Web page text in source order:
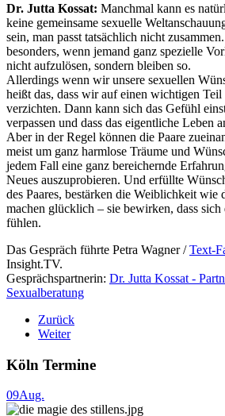
Dr. Jutta Kossat: Manchmal kann es
keine gemeinsame sexuelle
sein, man passt tatsächlich nicht
besonders, wenn jemand ganz spezielle
nicht aufzulösen, sondern bleiben so.
Allerdings wenn wir unsere sexuellen
heißt das, dass wir auf einen wichtigen Teil
verzichten. Dann kann sich das Gefühl
verpassen und dass das eigentliche Leben
Aber in der Regel können die Paare
meist um ganz harmlose Träume und
jedem Fall eine ganz bereichernde
Neues auszuprobieren. Und erfüllte
des Paares, bestärken die Weiblichkeit
machen glücklich – sie bewirken, dass
fühlen.
Das Gespräch führte Petra Wagner /Text-
Insight.TV.
Gesprächspartnerin: Dr. Jutta Kossat -
Sexualberatung
Zurück
Weiter
Köln Termine
09Aug.